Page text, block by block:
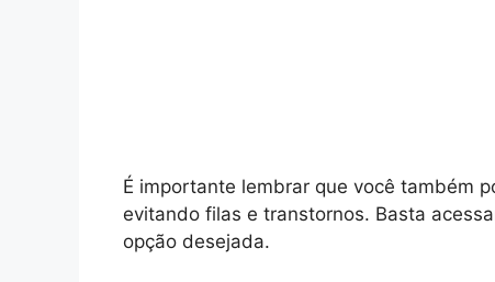
É importante lembrar que você também
evitando filas e transtornos. Basta
opção desejada.